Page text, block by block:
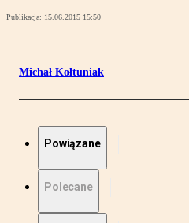
Publikacja: 15.06.2015 15:50
Michał Kołtuniak
Powiązane
Polecane